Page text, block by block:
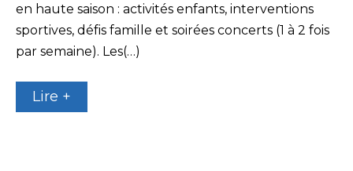
en haute saison : activités enfants, interventions
sportives, défis famille et soirées concerts (1 à 2 fois
par semaine). Les(…)
Lire +